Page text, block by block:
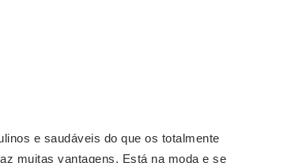
e saudáveis do que os totalmente
muitas vantagens. Está na moda e se